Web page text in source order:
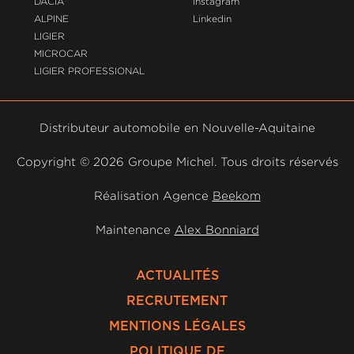
ALPINE
LIGIER
MICROCAR
LIGIER PROFESSIONAL
Linkedin
Distributeur automobile en Nouvelle-Aquitaine
Copyright © 2026 Groupe Michel. Tous droits réservés
Réalisation Agence Beekom
Maintenance Alex Bonniard
ACTUALITÉS
RECRUTEMENT
MENTIONS LÉGALES